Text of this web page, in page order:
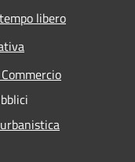
libero